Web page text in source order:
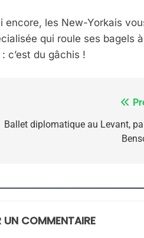
encore, les New-Yorkais
qui roule ses bagels
c’est du gâchis !
Ballet diplomatique au Levant,
UN COMMENTAIRE
CE QUI NOUS